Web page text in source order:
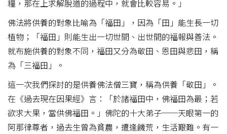
糧，那在上求解脫道的過程中，就會比較容易。」
佛法將供養的對象比喻為「福田」，因為「田」能生長一切
植物；「福田」則能生出一切世間、出世間的福報與善法。
就布施供養的對象不同，福田又分為敬田、恩田與悲田，稱
為「三福田」。
這一次我們探討的是供養佛法僧三寶，稱為供養「敬田」。
在《過去現在因果經》言：「於諸福田中，佛福田為最；若
欲求大果，當供佛福田。」佛陀的十大弟子──天眼第一的
阿那律尊者，過去生曾為貧農，遭逢饑荒，生活艱難。有一